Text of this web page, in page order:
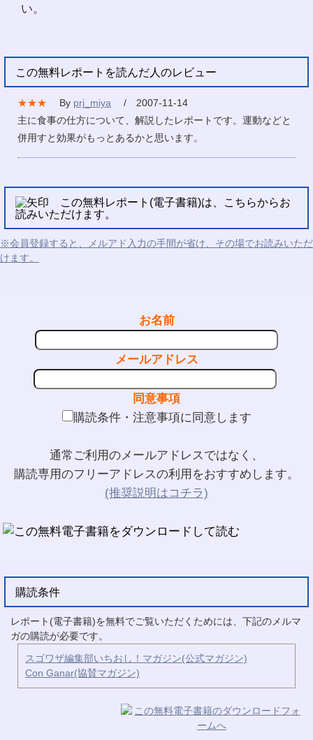
い。
この無料レポートを読んだ人のレビュー
★★★ By prj_miya
/ 2007-11-14
主に食事の仕方について、解説したレポートです。運動などと
併用すと効果がもっとあるかと思います。
この無料レポート(電子書籍)は、こちらからお
読みいただけます。
※会員登録すると、メルアド入力の手間が省け、その場でお読みいただ
けます。
お名前
メールアドレス
同意事項
購読条件・注意事項に同意します
通常ご利用のメールアドレスではなく、
購読専用のフリーアドレスの利用をおすすめします。
(推奨説明はコチラ)
購読条件
レポート(電子書籍)を無料でご覧いただくためには、下記のメルマ
ガの購読が必要です。
スゴワザ編集部いちおし！マガジン(公式マガジン)
Con Ganar(協賛マガジン)